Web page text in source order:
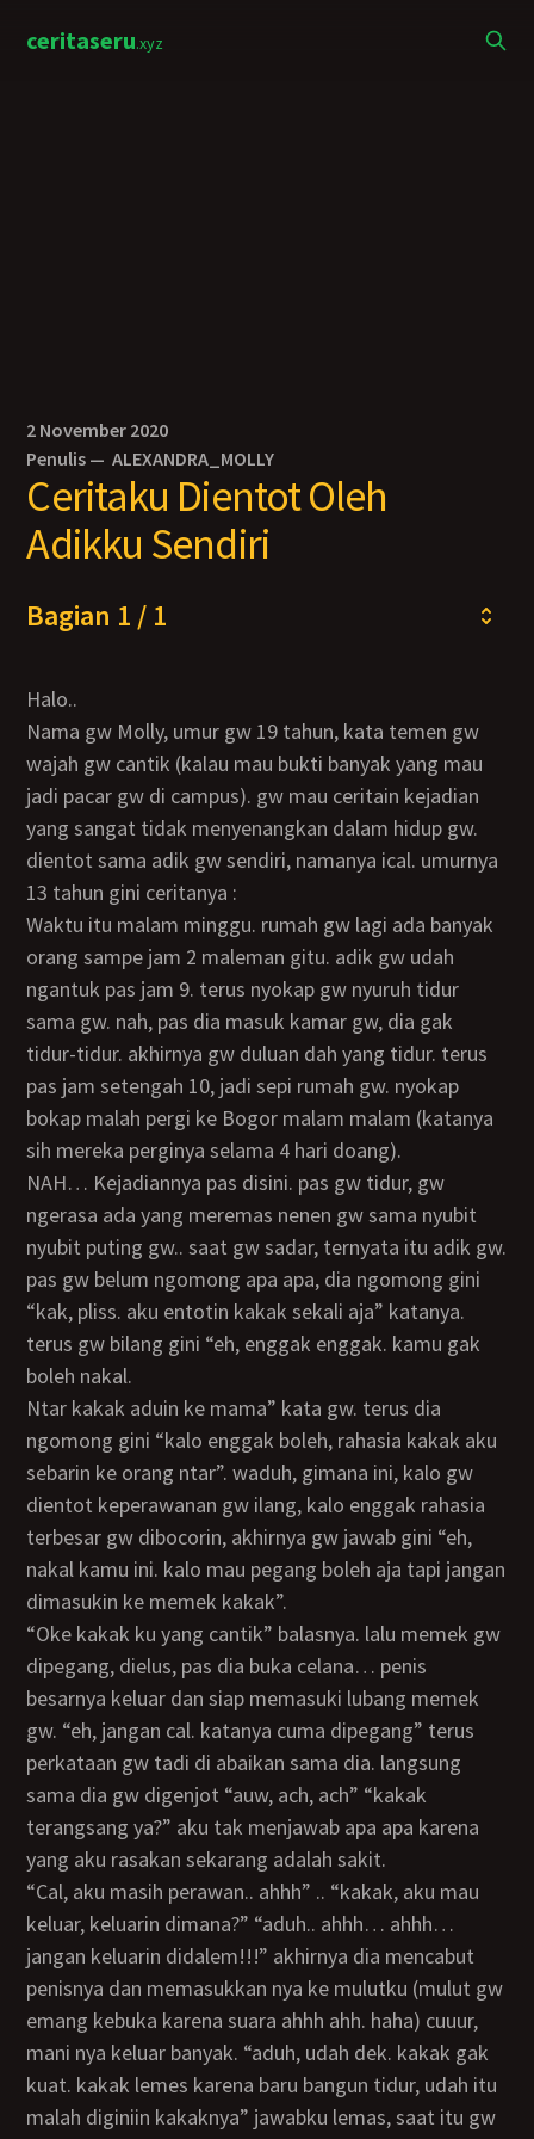
ceritaseru.xyz
2 November 2020
Penulis —ALEXANDRA_MOLLY
Ceritaku Dientot Oleh
Adikku Sendiri
Bagian 1 / 1
Halo..
nama gw Molly, umur gw 19 tahun, kata temen gw
wajah gw cantik (kalau mau bukti banyak yang mau
jadi pacar gw di campus). gw mau ceritain kejadian
yang sangat tidak menyenangkan dalam hidup gw.
dientot sama adik gw sendiri, namanya ical. umurnya
13 tahun gini ceritanya :
Waktu itu malam minggu. rumah gw lagi ada banyak
orang sampe jam 2 maleman gitu. adik gw udah
ngantuk pas jam 9. terus nyokap gw nyuruh tidur
sama gw. nah, pas dia masuk kamar gw, dia gak
tidur-tidur. akhirnya gw duluan dah yang tidur. terus
pas jam setengah 10, jadi sepi rumah gw. nyokap
bokap malah pergi ke Bogor malam malam (katanya
sih mereka perginya selama 4 hari doang).
NAH… Kejadiannya pas disini. pas gw tidur, gw
ngerasa ada yang meremas nenen gw sama nyubit
nyubit puting gw.. saat gw sadar, ternyata itu adik gw.
pas gw belum ngomong apa apa, dia ngomong gini
“kak, pliss. aku entotin kakak sekali aja” katanya.
terus gw bilang gini “eh, enggak enggak. kamu gak
boleh nakal.
ntar kakak aduin ke mama” kata gw. terus dia
ngomong gini “kalo enggak boleh, rahasia kakak aku
sebarin ke orang ntar”. waduh, gimana ini, kalo gw
dientot keperawanan gw ilang, kalo enggak rahasia
terbesar gw dibocorin, akhirnya gw jawab gini “eh,
nakal kamu ini. kalo mau pegang boleh aja tapi jangan
dimasukin ke memek kakak”.
“oke kakak ku yang cantik” balasnya. lalu memek gw
dipegang, dielus, pas dia buka celana… penis
besarnya keluar dan siap memasuki lubang memek
gw. “eh, jangan cal. katanya cuma dipegang” terus
perkataan gw tadi di abaikan sama dia. langsung
sama dia gw digenjot “auw, ach, ach” “kakak
terangsang ya?” aku tak menjawab apa apa karena
yang aku rasakan sekarang adalah sakit.
“cal, aku masih perawan.. ahhh” .. “kakak, aku mau
keluar, keluarin dimana?” “aduh.. ahhh… ahhh…
jangan keluarin didalem!!!” akhirnya dia mencabut
penisnya dan memasukkan nya ke mulutku (mulut gw
emang kebuka karena suara ahhh ahh. haha) cuuur,
mani nya keluar banyak. “aduh, udah dek. kakak gak
kuat. kakak lemes karena baru bangun tidur, udah itu
malah diginiin kakaknya” jawabku lemas, saat itu gw